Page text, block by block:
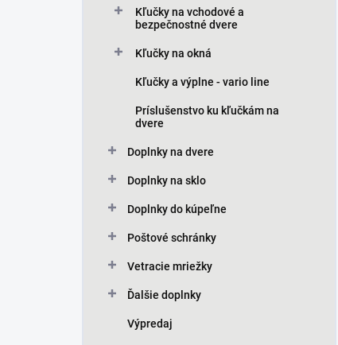
Kľučky na vchodové a
bezpečnostné dvere
Kľučky na okná
Kľučky a výplne - vario line
Príslušenstvo ku kľučkám na
dvere
Doplnky na dvere
Doplnky na sklo
Doplnky do kúpeľne
Poštové schránky
Vetracie mriežky
Ďalšie doplnky
Výpredaj